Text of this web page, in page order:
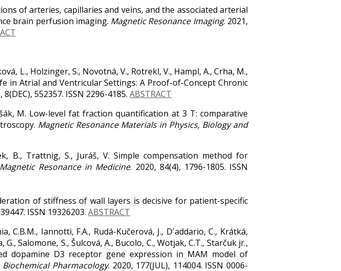
of arteries, capillaries and veins, and the associated arterial
brain perfusion imaging. Magnetic Resonance Imaging. 2021,
L., Holzinger, S., Novotná, V., Rotrekl, V., Hampl, A., Crha, M.,
in Atrial and Ventricular Settings: A Proof-of-Concept Chronic
8(DEC), 552357. ISSN 2296-4185. ABSTRACT
M. Low-level fat fraction quantification at 3 T: comparative
Magnetic Resonance Materials in Physics, Biology and
B., Trattnig, S., Juráš, V. Simple compensation method for
Magnetic Resonance in Medicine. 2020, 84(4), 1796-1805. ISSN
of stiffness of wall layers is decisive for patient-specific
ISSN 19326203. ABSTRACT
C.B.M., Iannotti, F.A., Rudá-Kučerová, J., D'addario, C., Krátká,
Salomone, S., Šulcová, A., Bucolo, C., Wotjak, C.T., Starčuk jr.,
dopamine D3 receptor gene expression in MAM model of
Biochemical Pharmacology. 2020, 177(JUL), 114004. ISSN 0006-